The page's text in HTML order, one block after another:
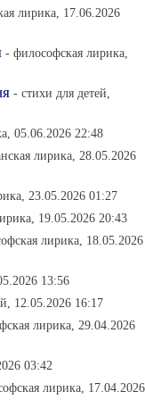
лирика, 17.06.2026
- философская лирика,
- стихи для детей,
05.06.2026 22:48
лирика, 28.05.2026
23.05.2026 01:27
19.05.2026 20:43
лирика, 18.05.2026
13:56
12.05.2026 16:17
лирика, 29.04.2026
03:42
лирика, 17.04.2026